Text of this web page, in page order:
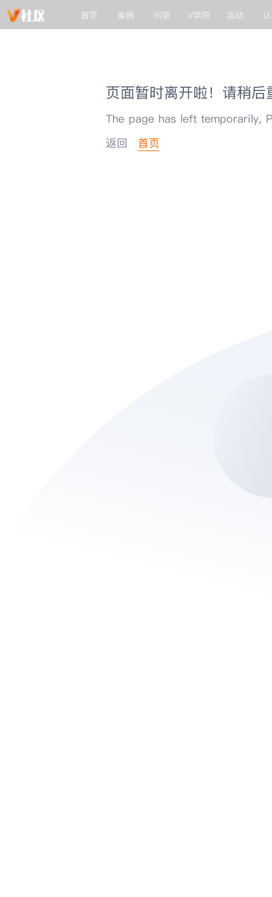
首页 案例 问答 V学院 活动
页面暂时离开啦！请稍后
The page has left temporarily,
返回
首页